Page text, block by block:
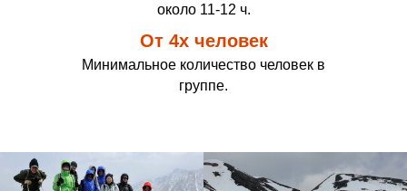
около 11-12 ч.
Минимальное количество человек в
группе.
От 4х человек